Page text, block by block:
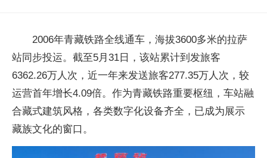
2006年青藏铁路全线通车，海拔3600多米的拉萨
站同步投运。截至5月31日，该站累计到发旅客
6362.26万人次，近一年来发送旅客277.35万人次，较
运营首年增长4.09倍。作为青藏铁路重要枢纽，车站融
合藏式建筑风格，各类数字化设备齐全，已成为展示
藏族文化的窗口。